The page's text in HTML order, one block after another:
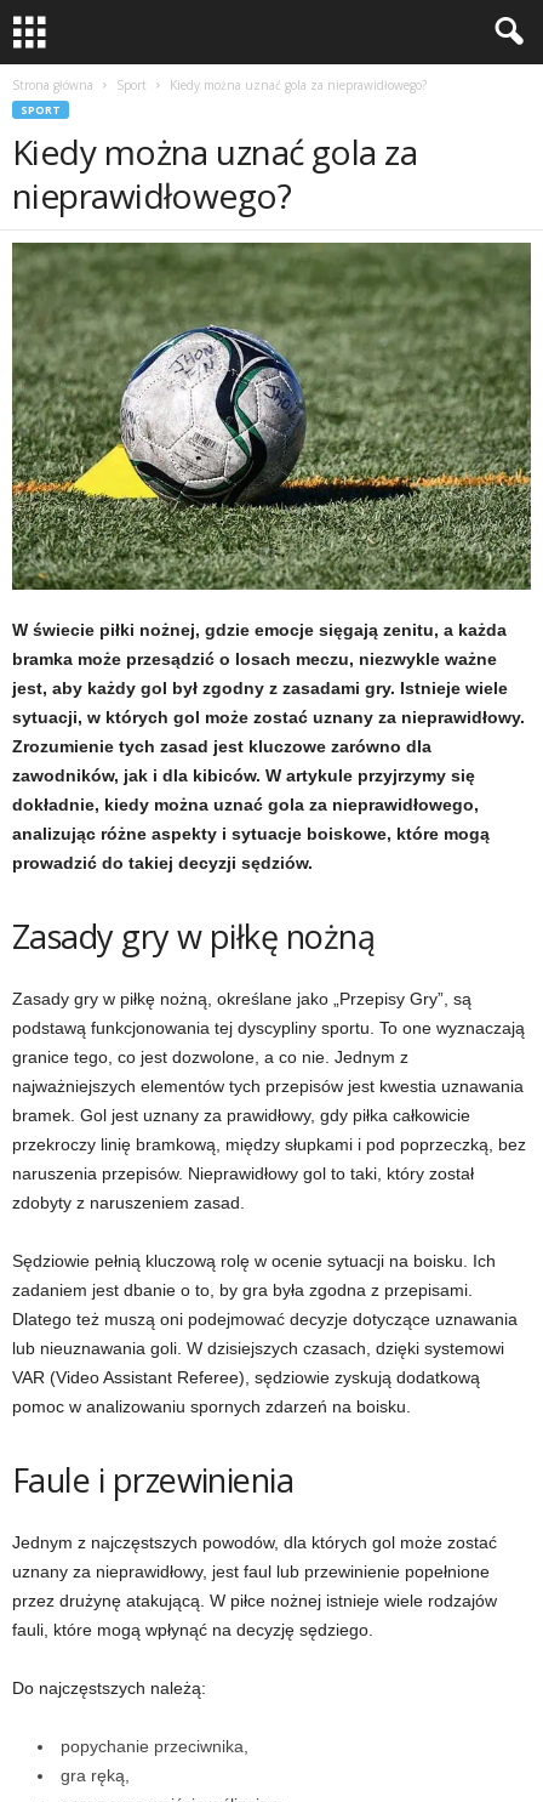
Strona główna Sport Kiedy można uznać gola za nieprawidłowego?
SPORT
Kiedy można uznać gola za
nieprawidłowego?
W świecie piłki nożnej, gdzie emocje sięgają zenitu, a każda
bramka może przesądzić o losach meczu, niezwykle ważne
jest, aby każdy gol był zgodny z zasadami gry. Istnieje wiele
sytuacji, w których gol może zostać uznany za nieprawidłowy.
Zrozumienie tych zasad jest kluczowe zarówno dla
zawodników, jak i dla kibiców. W artykule przyjrzymy się
dokładnie, kiedy można uznać gola za nieprawidłowego,
analizując różne aspekty i sytuacje boiskowe, które mogą
prowadzić do takiej decyzji sędziów.
Zasady gry w piłkę nożną
Zasady gry w piłkę nożną, określane jako „Przepisy Gry”, są
podstawą funkcjonowania tej dyscypliny sportu. To one wyznaczają
granice tego, co jest dozwolone, a co nie. Jednym z
najważniejszych elementów tych przepisów jest kwestia uznawania
bramek. Gol jest uznany za prawidłowy, gdy piłka całkowicie
przekroczy linię bramkową, między słupkami i pod poprzeczką, bez
naruszenia przepisów. Nieprawidłowy gol to taki, który został
zdobyty z naruszeniem zasad.
Sędziowie pełnią kluczową rolę w ocenie sytuacji na boisku. Ich
zadaniem jest dbanie o to, by gra była zgodna z przepisami.
Dlatego też muszą oni podejmować decyzje dotyczące uznawania
lub nieuznawania goli. W dzisiejszych czasach, dzięki systemowi
VAR (Video Assistant Referee), sędziowie zyskują dodatkową
pomoc w analizowaniu spornych zdarzeń na boisku.
Faule i przewinienia
Jednym z najczęstszych powodów, dla których gol może zostać
uznany za nieprawidłowy, jest faul lub przewinienie popełnione
przez drużynę atakującą. W piłce nożnej istnieje wiele rodzajów
fauli, które mogą wpłynąć na decyzję sędziego.
Do najczęstszych należą:
popychanie przeciwnika,
gra ręką,